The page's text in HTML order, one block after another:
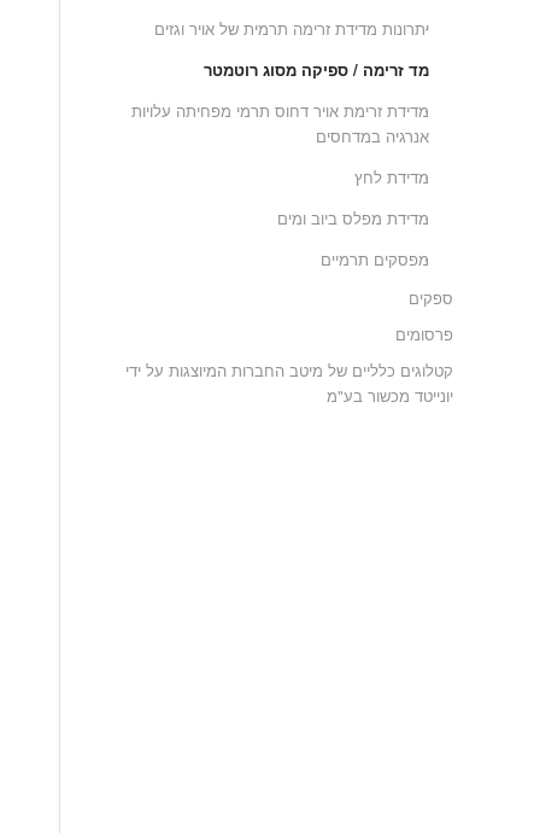
יתרונות מדידת זרימה תרמית של אויר וגזים
מד זרימה / ספיקה מסוג רוטמטר
מדידת זרימת אויר דחוס תרמי מפחיתה עלויות
אנרגיה במדחסים
מדידת לחץ
מדידת מפלס ביוב ומים
מפסקים תרמיים
ספקים
פרסומים
קטלוגים כלליים של מיטב החברות המיוצגות על ידי
יונייטד מכשור בע"מ